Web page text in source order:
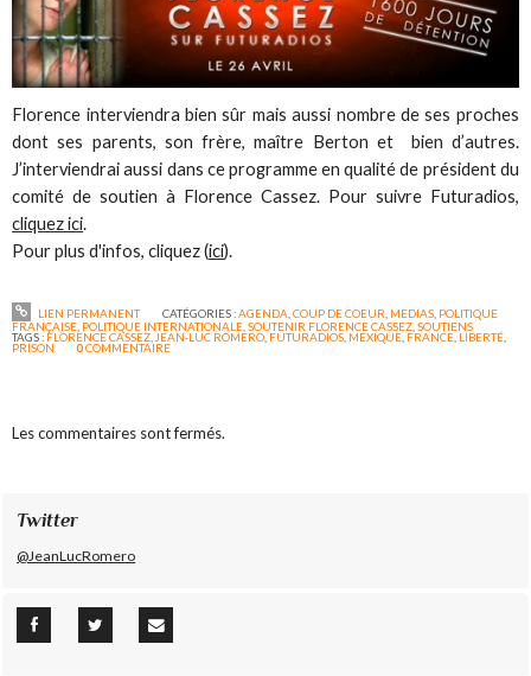
Florence interviendra bien sûr mais aussi nombre de ses proches
dont ses parents, son frère, maître Berton et bien d’autres.
J’interviendrai aussi dans ce programme en qualité de président du
comité de soutien à Florence Cassez. Pour suivre Futuradios,
cliquez ici.
Pour plus d'infos, cliquez (ici).
LIEN PERMANENT CATÉGORIES :AGENDA COUP DE COEUR MEDIAS, POLITIQUE
FRANÇAISE POLITIQUE INTERNATIONALE ,SOUTENIR FLORENCE CASSEZ ,SOUTIENS
TAGS : FLORENCE CASSEZ JEAN-LUC ROMERO FUTURADIOS MEXIQUE FRANCE LIBERTÉ
PRISON 0COMMENTAIRE
Les commentaires sont fermés.
Twitter
@JeanLucRomero